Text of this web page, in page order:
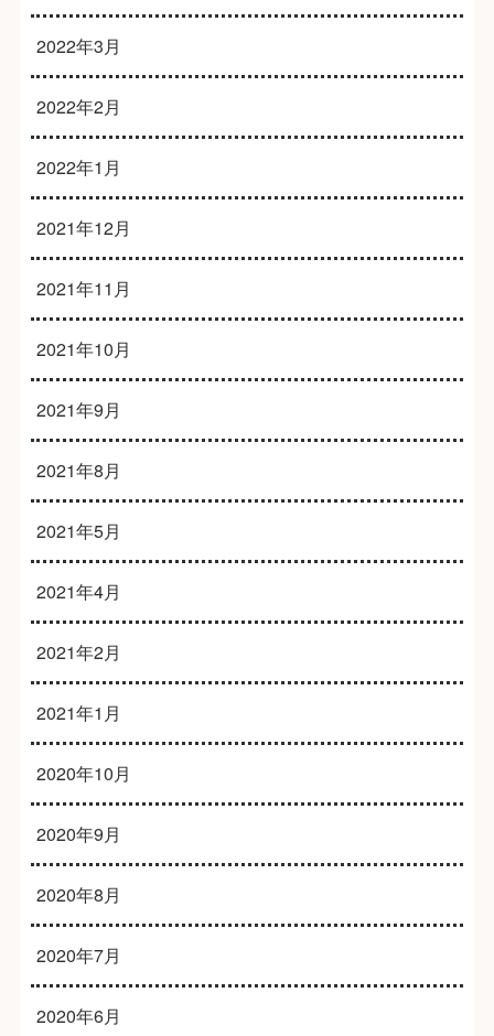
2022年3月
2022年2月
2022年1月
2021年12月
2021年11月
2021年10月
2021年9月
2021年8月
2021年5月
2021年4月
2021年2月
2021年1月
2020年10月
2020年9月
2020年8月
2020年7月
2020年6月